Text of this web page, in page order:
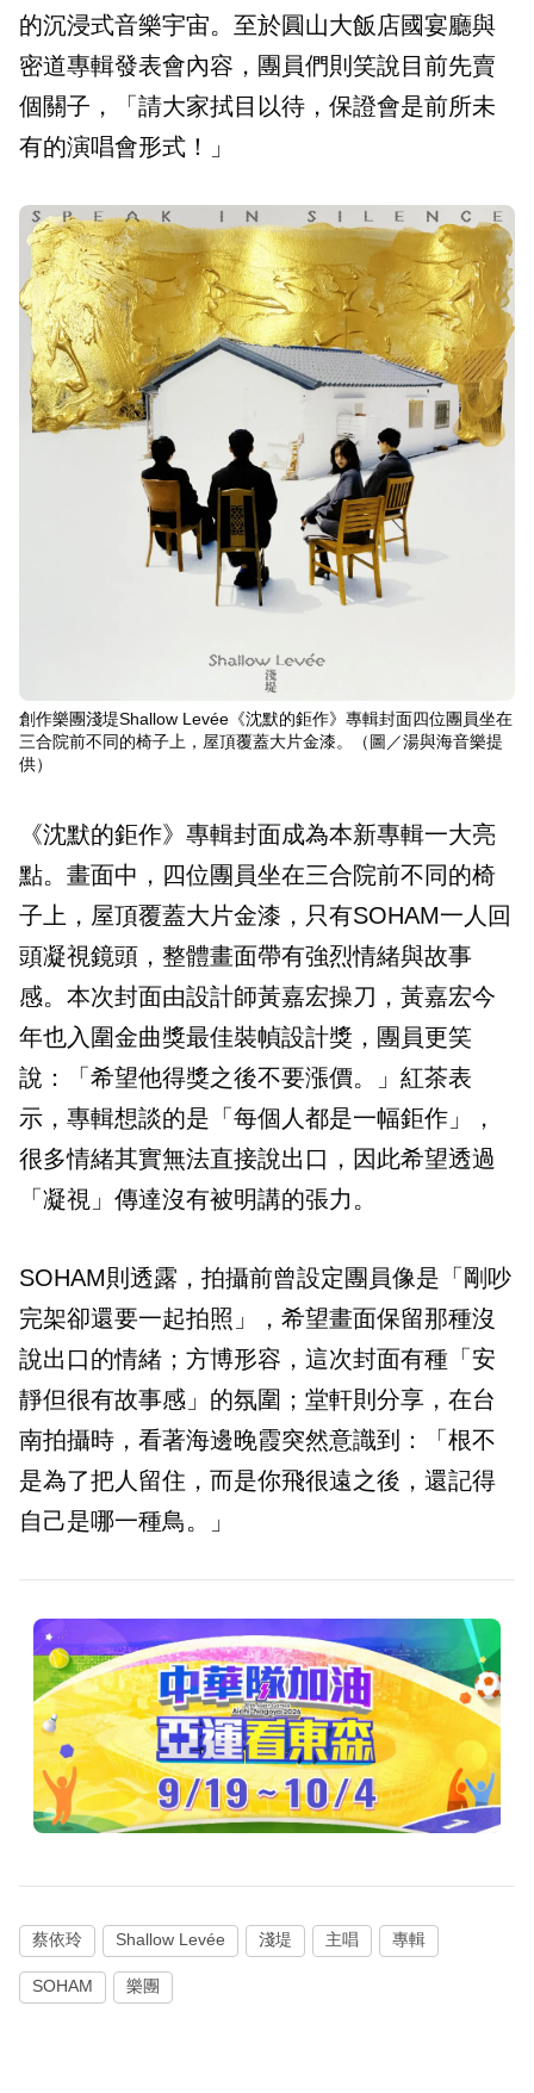
的沉浸式音樂宇宙。至於圓山大飯店國宴廳與
密道專輯發表會內容，團員們則笑說目前先賣
個關子，「請大家拭目以待，保證會是前所未
有的演唱會形式！」
創作樂團淺堤Shallow Levée《沈默的鉅作》專輯封面四位團員坐在
三合院前不同的椅子上，屋頂覆蓋大片金漆。（圖／湯與海音樂提
供）
《沈默的鉅作》專輯封面成為本新專輯一大亮
點。畫面中，四位團員坐在三合院前不同的椅
子上，屋頂覆蓋大片金漆，只有SOHAM一人回
頭凝視鏡頭，整體畫面帶有強烈情緒與故事
感。本次封面由設計師黃嘉宏操刀，黃嘉宏今
年也入圍金曲獎最佳裝幀設計獎，團員更笑
說：「希望他得獎之後不要漲價。」紅茶表
示，專輯想談的是「每個人都是一幅鉅作」，
很多情緒其實無法直接說出口，因此希望透過
「凝視」傳達沒有被明講的張力。
SOHAM則透露，拍攝前曾設定團員像是「剛吵
完架卻還要一起拍照」，希望畫面保留那種沒
說出口的情緒；方博形容，這次封面有種「安
靜但很有故事感」的氛圍；堂軒則分享，在台
南拍攝時，看著海邊晚霞突然意識到：「根不
是為了把人留住，而是你飛很遠之後，還記得
自己是哪一種鳥。」
蔡依玲 Shallow Levée 淺堤 主唱 專輯
SOHAM 樂團